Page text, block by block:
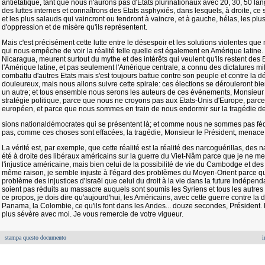
antiétatique, tant que nous n'aurons pas d'Etats plurinationaux avec 20, 30, 50
des luttes internes et connaîtrons des Etats asphyxiés, dans lesquels, à droite,
et les plus salauds qui vaincront ou tendront à vaincre, et à gauche, hélas, les
d'oppression et de misère qu'ils représentent.
Mais c'est précisément cette lutte entre le désespoir et les solutions violentes
qui nous empêche de voir la réalité telle quelle est également en Amérique
Nicaragua, meurent surtout du mythe et des intérêts qui veulent qu'ils restent des
l'Amérique latine, et pas seulement l'Amérique centrale, a connu des dictatures
combattu d'autres Etats mais s'est toujours battue contre son peuple et contre la
douleureux, mais nous allons suivre cette spirale: ces élections se dérouleront
un autre; et tous ensemble nous serons les auteurs de ces événements,
stratégie politique, parce que nous ne croyons pas aux Etats-Unis d'Europe,
européen, et parce que nous sommes en train de nous endormir sur la tragédie
sions nationaldémocrates qui se présentent là; et comme nous ne sommes pas
pas, comme ces choses sont effacées, la tragédie, Monsieur le Président,
La vérité est, par exemple, que cette réalité est la réalité des narcoguérillas, des
été à droite des libéraux américains sur la guerre du Viet-Nâm parce que je ne
l'injustice américaine, mais bien celui de la possibilité de vie du Cambodge et
même raison, je semble injuste à l'égard des problèmes du Moyen-Orient parce
problème des injustices d'Israël que celui du droit à la vie dans la future
soient pas réduits au massacre auquels sont soumis les Syriens et tous les
ce propos, je dois dire qu'aujourd'hui, les Américains, avec cette guerre contre la
Panama, la Colombie, ce qu'ils font dans les Andes... douze secondes,
plus sévère avec moi. Je vous remercie de votre vigueur.
stampa questo documento